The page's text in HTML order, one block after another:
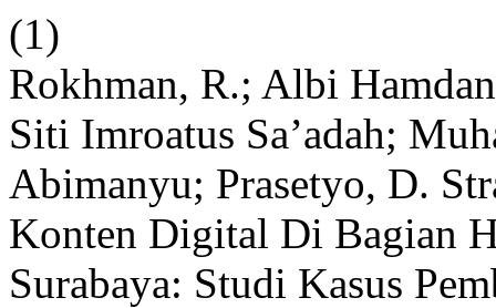
(1)
Rokhman, R.; Albi
Siti Imroatus Sa’adah;
Abimanyu; Prasetyo, D.
Konten Digital Di Bagian
Surabaya: Studi Kasus